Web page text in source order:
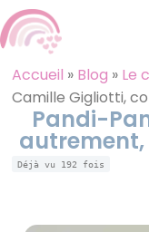
Accueil » Blog » Le
Camille Gigliotti,
Pandi-
Déjà vu 192 fois